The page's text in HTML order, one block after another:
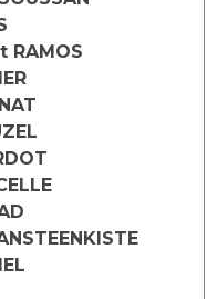
des soins
RAMOS